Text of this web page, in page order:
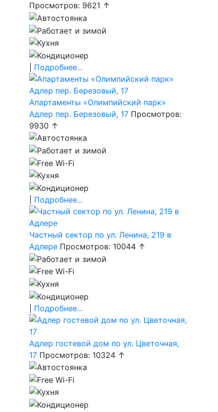
Просмотров: 9621 ↑
Подробнее...
Апартаменты «Олимпийский парк»
Адлер пер. Березовый, 17 Просмотров:
9930 ↑
Подробнее...
Частный сектор по ул. Ленина, 219 в
Адлере Просмотров: 10044 ↑
Подробнее...
Адлер гостевой дом по ул. Цветочная,
17 Просмотров: 10324 ↑